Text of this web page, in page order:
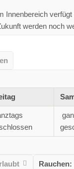
werden noch
Rauchen: